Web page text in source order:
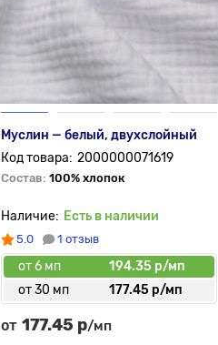
Муслин — белый, двухслойный
2000000071619
Состав: 100% хлопок
Есть в наличии
5.0 1 отзыв
от 6 мп
194.35 р/мп
от 30 мп
177.45 р/мп
от 177.45 р/мп